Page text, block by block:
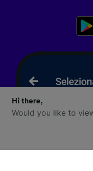
Hi there,
Would you like to